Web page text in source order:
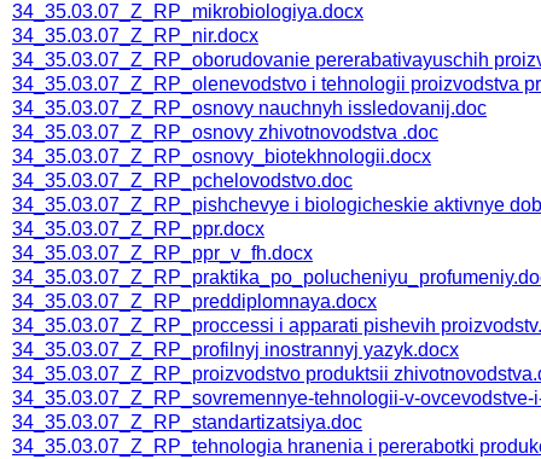
34_35.03.07_Z_RP_mikrobiologiya.docx
34_35.03.07_Z_RP_nir.docx
34_35.03.07_Z_RP_oborudovanie pererabativayuschih
34_35.03.07_Z_RP_olenevodstvo i tehnologii proizvodstva
34_35.03.07_Z_RP_osnovy nauchnyh issledovanij.doc
34_35.03.07_Z_RP_osnovy zhivotnovodstva .doc
34_35.03.07_Z_RP_osnovy_biotekhnologii.docx
34_35.03.07_Z_RP_pchelovodstvo.doc
34_35.03.07_Z_RP_pishchevye i biologicheskie aktivnye
34_35.03.07_Z_RP_ppr.docx
34_35.03.07_Z_RP_ppr_v_fh.docx
34_35.03.07_Z_RP_preddiplomnaya.docx
34_35.03.07_Z_RP_proccessi i apparati pishevih
34_35.03.07_Z_RP_profilnyj inostrannyj yazyk.docx
34_35.03.07_Z_RP_proizvodstvo produktsii
34_35.03.07_Z_RP_sovremennye-tehnologii-v-ovcevodstve-
34_35.03.07_Z_RP_standartizatsiya.doc
34_35.03.07_Z_RP_tehnologia hranenia i pererabotki